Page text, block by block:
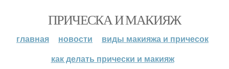
ПРИЧЕСКА И МАКИЯЖ
главная новости
виды макияжа и причесок
как делать прически и макияж